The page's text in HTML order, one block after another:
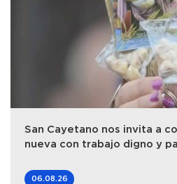
San Cayetano nos invita a
nueva con trabajo digno y
06.08.26